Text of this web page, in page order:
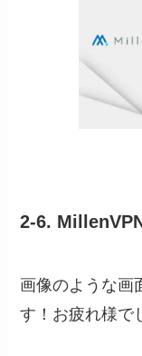
2-6.
画像のような画
す！お疲れ様で